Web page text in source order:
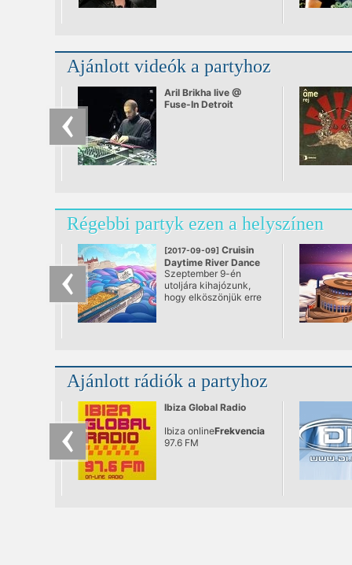
Ajánlott videók a partyhoz
Aril Brikha live @
Fuse-In Detroit
Régebbi partyk ezen a helyszínen
[2017-09-09] Cruisin
Daytime River Dance
0909
@ Európa Hajó
Szeptember 9-én
utoljára kihajózunk,
hogy elköszönjük erre
kiválóságai kísérnek
majd utunkon és teszik
felejthetetlenné 2017
utolsó dunai táncát.
mögöttünk,
méltóképpen fogjuk
Ajánlott rádiók a partyhoz
Ibiza Global Radio
Ibiza onlineFrekvencia
97.6 FM